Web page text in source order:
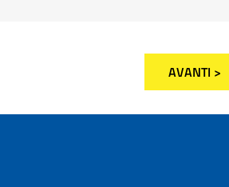
AVANTI >